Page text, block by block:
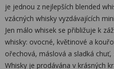
je jednou z nejlepších blended
vzácných whisky vyzdávajících
Jen málo whisek se přibližuje k
whisky: ovocné, květinové a
ořechová, máslová a sladká chuť,
Whisky je prodávána v krásných